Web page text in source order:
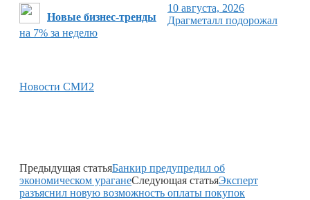
Новые бизнес-тренды
10 августа, 2026
Драгметалл подорожал
на 7% за неделю
Новости СМИ2
Предыдущая статьяБанкир предупредил об
экономическом ураганеСледующая статьяЭксперт
разъяснил новую возможность оплаты покупок